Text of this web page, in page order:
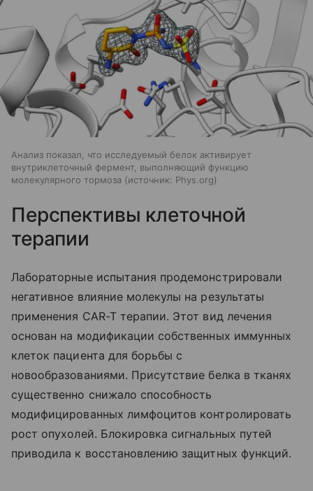
Анализ показал, что исследуемый белок активирует
внутриклеточный фермент, выполняющий функцию
молекулярного тормоза
источник: Phys.org
Перспективы клеточной
терапии
Лабораторные испытания продемонстрировали
негативное влияние молекулы на результаты
применения CAR-T терапии. Этот вид лечения
основан на модификации собственных иммунных
клеток пациента для борьбы с
новообразованиями. Присутствие белка в тканях
существенно снижало способность
модифицированных лимфоцитов контролировать
рост опухолей. Блокировка сигнальных путей
приводила к восстановлению защитных функций.